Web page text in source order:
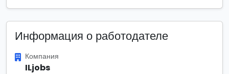
Информация о работодателе
Компания
ILjobs